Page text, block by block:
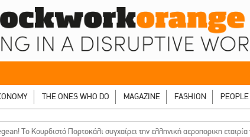
THE ONES WHO DO MAGAZINE FASHION PEOPLE
Το Κουρδιστό Πορτοκάλι συγχαίρει την ελληνική αεροπορικη